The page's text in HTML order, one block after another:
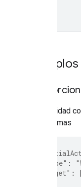
Una entidad
plataformas
"@type" :
"target" :